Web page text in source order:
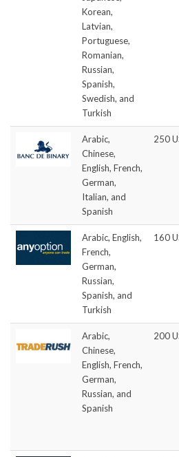
Korean,
Latvian,
Portuguese,
Romanian,
Russian,
Spanish,
Swedish, and
Turkish
Arabic,
Chinese,
English, French,
German,
Italian, and
Spanish
250
Arabic, English,
French,
German,
Russian,
Spanish, and
Turkish
160
Arabic,
Chinese,
English, French,
German,
Russian, and
Spanish
200